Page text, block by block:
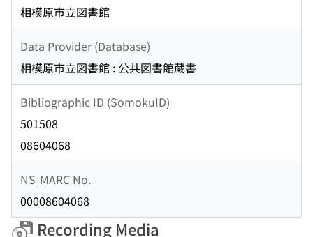
相模原市立図書館
Data Provider (Database)
相模原市立図書館 : 公共図書館蔵書
Bibliographic ID (SomokuID)
501508
08604068
NS-MARC No.
00008604068
Recording Media